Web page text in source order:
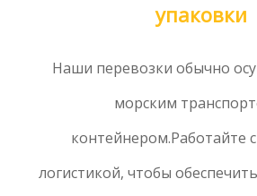
упаковки
Наши перевозки обычно
морским
контейнером.Работайте
логистикой, чтобы